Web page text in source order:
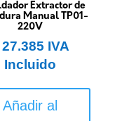
Extractor de
Manual TP01-
220V
27.385 IVA
Incluido
Añadir al